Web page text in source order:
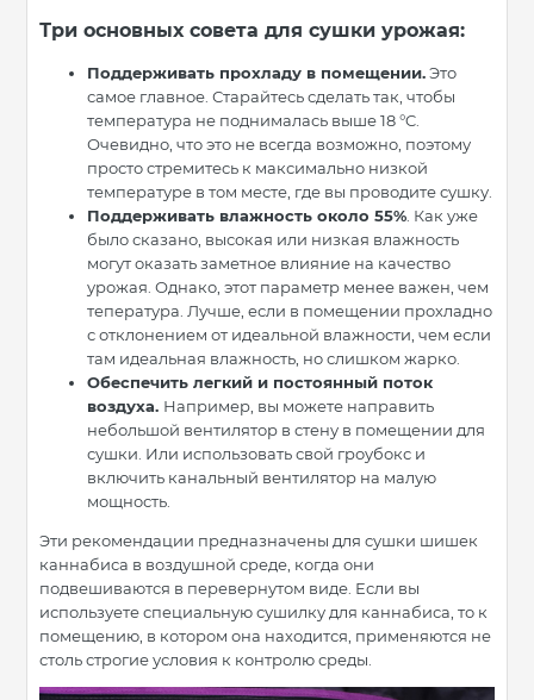
Три основных совета для сушки урожая:
Поддерживать прохладу в помещении.Это
самое главное. Старайтесь сделать так, чтобы
температура не поднималась выше 18 °C.
Очевидно, что это не всегда возможно, поэтому
просто стремитесь к максимально низкой
температуре в том месте, где вы проводите сушку.
Поддерживать влажность около 55% . Как уже
было сказано, высокая или низкая влажность
могут оказать заметное влияние на качество
урожая. Однако, этот параметр менее важен, чем
тепература. Лучше, если в помещении прохладно
с отклонением от идеальной влажности, чем если
там идеальная влажность, но слишком жарко.
Обеспечить легкий и постоянный поток
воздуха. Например, вы можете направить
небольшой вентилятор в стену в помещении для
сушки. Или использовать свой гроубокс и
включить канальный вентилятор на малую
мощность.
Эти рекомендации предназначены для сушки шишек
каннабиса в воздушной среде, когда они
подвешиваются в перевернутом виде. Если вы
используете специальную сушилку для каннабиса, то к
помещению, в котором она находится, применяются не
столь строгие условия к контролю среды.